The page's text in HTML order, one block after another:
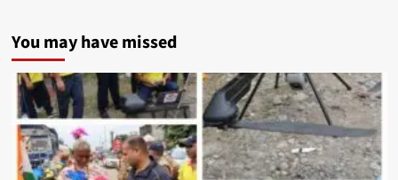
You may have missed